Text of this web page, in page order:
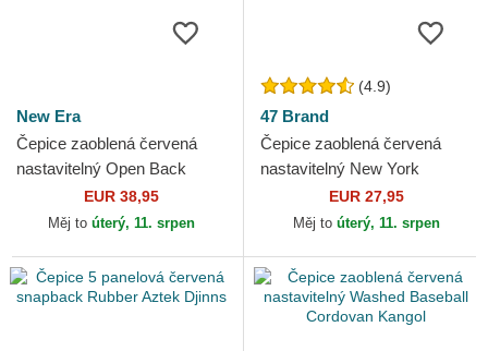
New Era
Čepice zaoblená červená
nastavitelný Open Back
Flawless New York Yankees
MLB New Era
EUR 38,95
Měj to úterý, 11. srpen
(4.9)
47 Brand
Čepice zaoblená červená
nastavitelný New York
Yankees MLB 47 Brand
EUR 27,95
Měj to úterý, 11. srpen